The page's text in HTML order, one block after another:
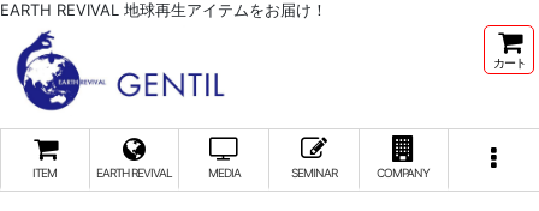
EARTH REVIVAL 地球再生アイテムをお届け！
カート
ITEM EARTH REVIVAL MEDIA SEMINAR COMPANY